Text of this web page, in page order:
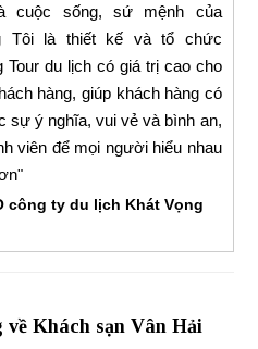
cuộc sống, sứ mệnh của
Tôi là thiết kế và tổ chức
Tour du lịch có giá trị cao cho
hàng, giúp khách hàng có
sự ý nghĩa, vui vẻ và bình an,
viên để mọi người hiểu nhau
công ty du lịch Khát Vọng
về Khách sạn Vân Hải